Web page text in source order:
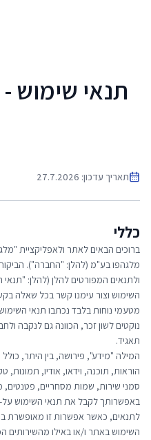
תנאי שימוש
תאריך עדכון: 27.7.2026
כללי
ברוכים הבאים לאתר ולאפליקציית
מלגהפו בע"מ (להלן: "החברה").
ולתנאים המפורטים להלן (להלן:
השימוש וצור עימנו קשר בכל שאלה
מטעמי נוחות בלבד נכתבו תנאי
נוקטים לשון זכר, הכוונה גם לנקבה
תאגיד.
המילה "מידע", פירושה, בין היתר,
הוראות, תוכנה, וידאו, אודיו,
סמני שירות, שמות מסחריים, פטנטים,
באפשרותך לקבל את תנאי השימוש
לתנאים, כאשר אפשרות זו
השימוש באתר ו/או באילו מהשירותים